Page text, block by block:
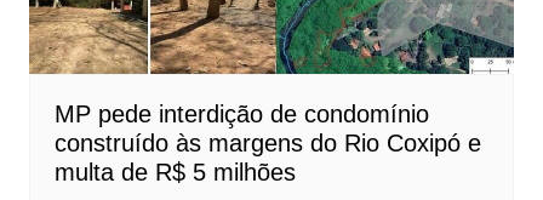
MP pede interdição de condomínio
construído às margens do Rio Coxipó e
multa de R$ 5 milhões